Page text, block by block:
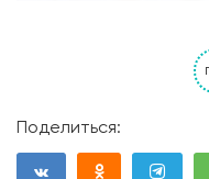
Поделиться: